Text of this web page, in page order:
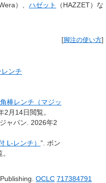
）、 ハゼット
（HAZZET）な
[脚注の使い方]
ンチ
棒レンチ（マジッ
2月14日閲覧。
ャパン. 2026年2
L-レンチ） ”. ボン
Publishing. OCLC 717384791